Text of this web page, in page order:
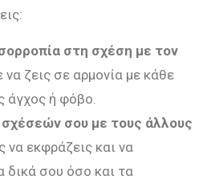
στη σχέση με τον
ζεις σε αρμονία με κάθε
άγχος ή φόβο.
σου με τους άλλους
εκφράζεις και να
δικά σου όσο και τα